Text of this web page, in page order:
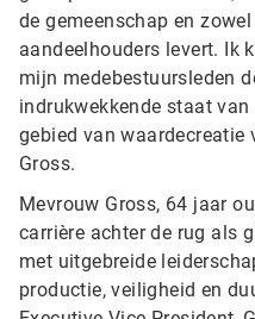
de gemeenschap en
aandeelhouders levert. Ik
mijn medebestuursleden
indrukwekkende staat
gebied van waardecreatie
Gross.
Mevrouw Gross, 64 jaar
carrière achter de rug als
met uitgebreide
productie, veiligheid en